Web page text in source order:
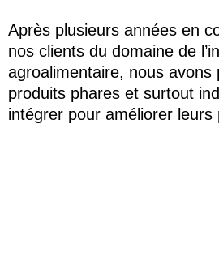
Après plusieurs années en
nos clients du domaine de
agroalimentaire, nous avons
produits phares et surtout
intégrer pour améliorer leurs